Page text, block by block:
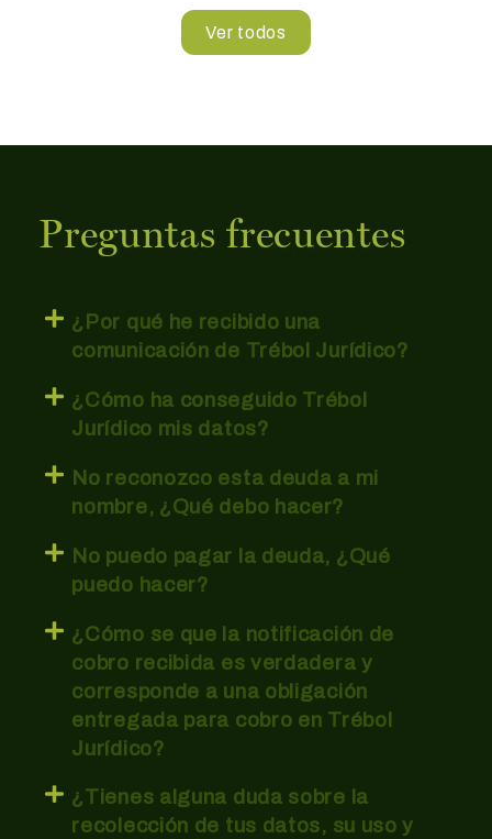
Ver todos
Preguntas frecuentes
¿Por qué he recibido una
comunicación de Trébol Jurídico?
¿Cómo ha conseguido Trébol
Jurídico mis datos?
No reconozco esta deuda a mi
nombre, ¿Qué debo hacer?
No puedo pagar la deuda, ¿Qué
puedo hacer?
¿Cómo se que la notificación de
cobro recibida es verdadera y
corresponde a una obligación
entregada para cobro en Trébol
Jurídico?
¿Tienes alguna duda sobre la
recolección de tus datos, su uso y